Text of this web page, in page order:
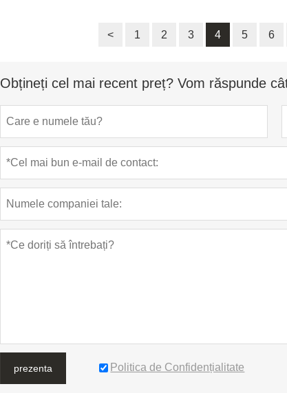
< 1 2 3 4 5 6
Obțineți cel mai recent preț? Vom răspunde
prezenta Politica de Confidențialitate